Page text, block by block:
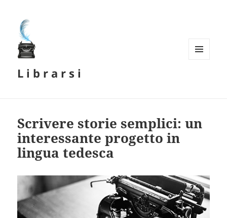
L i b r a r s i
Scrivere storie semplici: un
interessante progetto in
lingua tedesca